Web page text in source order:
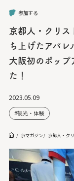
参加する
京都人・クリス
ち上げたアパ
大阪初のポップ
た！
2023.05.09
観光・体験
京マガジン 京都人・ク